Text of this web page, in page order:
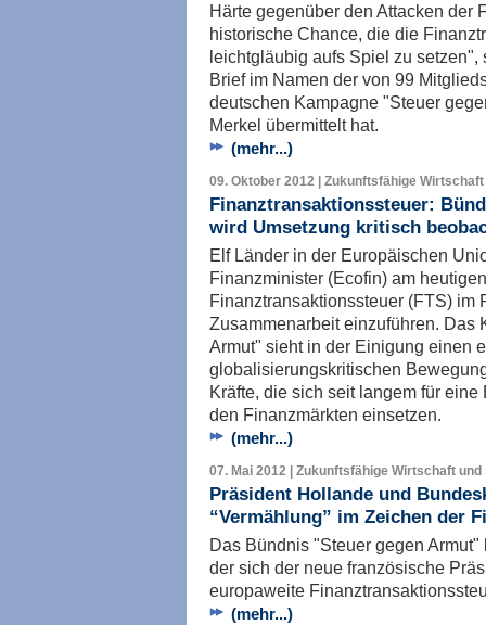
Härte gegenüber den Attacken der
historische Chance, die die
leichtgläubig aufs Spiel zu setzen",
Brief im Namen der von 99
deutschen Kampagne "Steuer
Merkel übermittelt hat.
(mehr...)
09. Oktober 2012 | Zukunftsfähige
Finanztransaktionssteuer:
wird Umsetzung kritisch
Elf Länder in der Europäischen
Finanzminister (Ecofin) am
Finanztransaktionssteuer (FTS) im
Zusammenarbeit einzuführen. Das
Armut" sieht in der Einigung einen
globalisierungskritischen
Kräfte, die sich seit langem für
den Finanzmärkten einsetzen.
(mehr...)
07. Mai 2012 | Zukunftsfähige Wirtschaft
Präsident Hollande und
“Vermählung” im Zeichen der
Das Bündnis "Steuer gegen
der sich der neue französische
europaweite
(mehr...)